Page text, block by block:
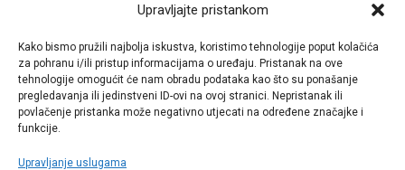
Upravljajte pristankom
Kako bismo pružili najbolja iskustva, koristimo tehnologije poput kolačića
za pohranu i/ili pristup informacijama o uređaju. Pristanak na ove
tehnologije omogućit će nam obradu podataka kao što su ponašanje
pregledavanja ili jedinstveni ID-ovi na ovoj stranici. Nepristanak ili
povlačenje pristanka može negativno utjecati na određene značajke i
funkcije.
Upravljanje uslugama
SUSTAV ISPUŠNIH PLINOVA